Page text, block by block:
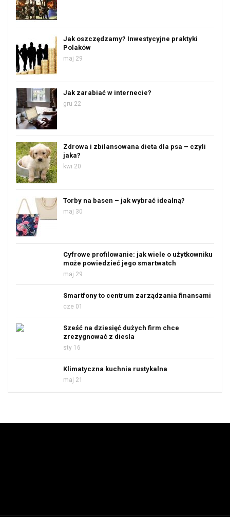
Jak oszczędzamy? Inwestycyjne praktyki
Polaków
maj 29
Jak zarabiać w internecie?
gru 22
Zdrowa i zbilansowana dieta dla psa – czyli
jaka?
kwi 20
Torby na basen – jak wybrać idealną?
maj 30
Cyfrowe profilowanie: jak wiele o użytkowniku
może powiedzieć jego smartwatch
maj 29
Smartfony to centrum zarządzania finansami
cze 01
Sześć na dziesięć dużych firm chce
zrezygnować z diesla
sty 16
Klimatyczna kuchnia rustykalna
maj 21